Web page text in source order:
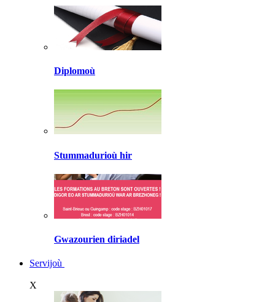
Diplomoù
Stummadurioù hir
Gwazourien diriadel
Servijoù
X